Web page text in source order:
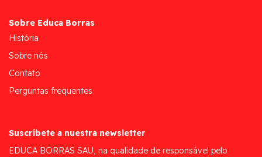
Sobre Educa Borras
História
Sobre nós
Contato
Perguntas frequentes
Suscríbete a nuestra newsletter
EDUCA BORRAS SAU, na qualidade de responsável pelo